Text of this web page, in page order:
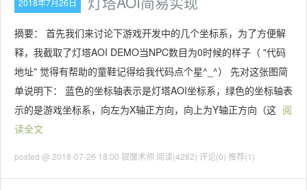
2018年7月26日
摘要： 首先我们来讨论下游戏开发中的几个坐标系，为了方便解
释，我截取了灯塔AOI DEMO当NPC数目为0时候的样子（ "代码
地址" 觉得有帮助的童鞋记得给我代码点个星^_^） 先对这张图简
单说明下： 蓝色的坐标轴表示是灯塔AOI坐标系，绿色的坐标轴表
示的是游戏坐标系，向左为X轴正方向，向上为Y轴正方向（这 阅
读全文
posted @ 2018-07-26 18:00 银魔术师 阅读(4282) 评论(0) 推荐(1)